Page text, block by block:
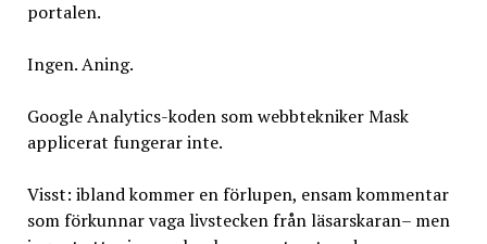
portalen.
Ingen. Aning.
Google Analytics-koden som webbtekniker Mask
applicerat fungerar inte.
Visst: ibland kommer en förlupen, ensam kommentar
som förkunnar vaga livstecken från läsarskaran– men